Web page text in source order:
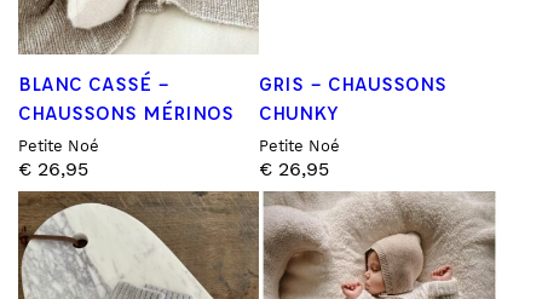
BLANC CASSÉ –
CHAUSSONS MÉRINOS
Petite Noé
€ 26,95
GRIS – CHAUSSONS
CHUNKY
Petite Noé
€ 26,95